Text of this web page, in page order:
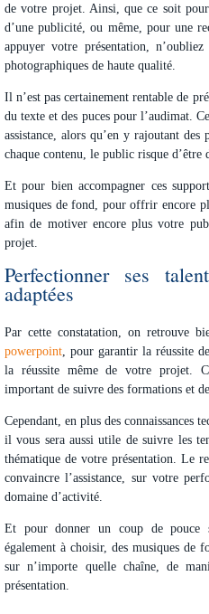
de votre projet. Ainsi, que ce soit
d’une publicité, ou même, pour une
appuyer votre présentation,
photographiques de haute qualité.
Il n’est pas certainement rentable de
du texte et des puces pour l’audimat.
assistance, alors qu’en y rajoutant
chaque contenu, le public risque d’être
Et pour bien accompagner ces
musiques de fond, pour offrir encore
afin de motiver encore plus votre
projet.
Perfectionner ses
adaptées
Par cette constatation, on retrouve
powerpoint , pour garantir la réussite
la réussite même de votre projet.
important de suivre des formations et
Cependant, en plus des connaissances
il vous sera aussi utile de suivre les
thématique de votre présentation. Le
convaincre l’assistance, sur votre
domaine d’activité.
Et pour donner un coup de pouce
également à choisir, des musiques de
sur n’importe quelle chaîne, de
présentation.